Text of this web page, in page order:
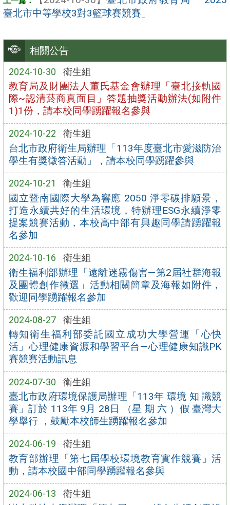
相關公告
2024-10-30 衛生組
教育局及財團法人董氏基金會辦理「臺北接軌國
際~認清菸商真面目」答題抽獎活動辦法(如附件
1)1份，請本校同學踴躍報名參與
2024-10-22 衛生組
台北市政府衛生局辦理「113年度臺北市愛滋防治
學生有獎徵答活動」，請本校同學踴躍參與
2024-10-21 衛生組
國立暨南國際大學為響應 2050 淨零碳排願景，
打造永續共好的生活環境，特辦理ESG永續淨零
提案競賽活動，本校高中部有興趣同學請踴躍報
名參加
2024-10-16 衛生組
衛生福利部辦理「遠離迷霧傷害—第2屆社群海報
及團體創作徵選」活動相關簡章及海報如附件，
歡迎同學踴躍報名參加
2024-08-27 衛生組
轉知衛生福利部委託國立成功大學營運「心快
活」心理健康資源和學習平台—心理健康知識PK
賽競賽活動訊息
2024-07-30 衛生組
臺北市政府環境保護局辦理「113年 環境 知 識競
賽」訂於 113年 9月 28日 （星 期 六 ）假 臺灣大
學舉行 ，鼓勵本校師生踴躍報名參加
2024-06-19 衛生組
教育部辦理「第七屆學校環境教育實作競賽」活
動，請本校國中部同學踴躍報名參與
2024-06-13 衛生組
臺北市中等學校3對3籃球賽競賽」